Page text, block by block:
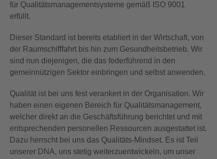
für Qualitätsmanagementsysteme gemäß ISO 9001
erfüllt.
Dieser Standard ist bereits etabliert in der Wirtschaft, von
der Raumschifffahrt bis hin zum Gesundheitsbetrieb. Wir
sind nun diejenigen, die das federführend in den
gemeinnützigen Sektor einbringen und selbst anwenden.
Qualität ist bei uns fest verankert in der Organisation. Wir
haben einen eigenen Bereich für Qualitätsmanagement,
welcher direkt an die Geschäftsführung berichtet und mit
entsprechenden personellen Ressourcen ausgestattet ist.
Dazu herrscht bei uns das Qualitäts-Mindset. Es ist Teil
unserer DNA, uns stetig weiterzuentwickeln, um unser